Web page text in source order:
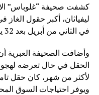
كشفت صحيفة “غلوباس”
ليفياثان، أكبر حقول
في الثاني من أبريل بعد 32 يوما من التوقف.
وأضافت الصحيفة العبرية
الحقل في حال تعرضه
لأكثر من شهر، كان حقل
ويوفر احتياجات السوق